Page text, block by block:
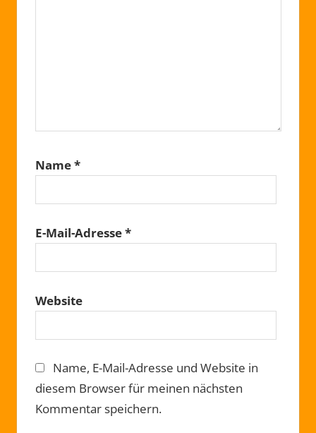
Name*
E-Mail-Adresse*
Website
Name, E-Mail-Adresse und Website in
diesem Browser für meinen nächsten
Kommentar speichern.